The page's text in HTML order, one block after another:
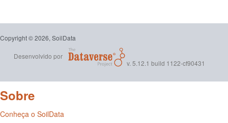
Copyright © 2026, SoilData
Desenvolvido por
v. 5.12.1 build 1122-cf90431
Sobre
Conheça o SoilData